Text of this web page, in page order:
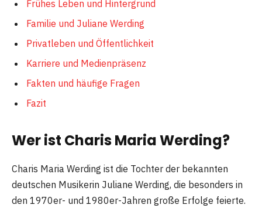
Frühes Leben und Hintergrund
Familie und Juliane Werding
Privatleben und Öffentlichkeit
Karriere und Medienpräsenz
Fakten und häufige Fragen
Fazit
Wer ist Charis Maria Werding?
Charis Maria Werding ist die Tochter der bekannten
deutschen Musikerin Juliane Werding, die besonders in
den 1970er- und 1980er-Jahren große Erfolge feierte.